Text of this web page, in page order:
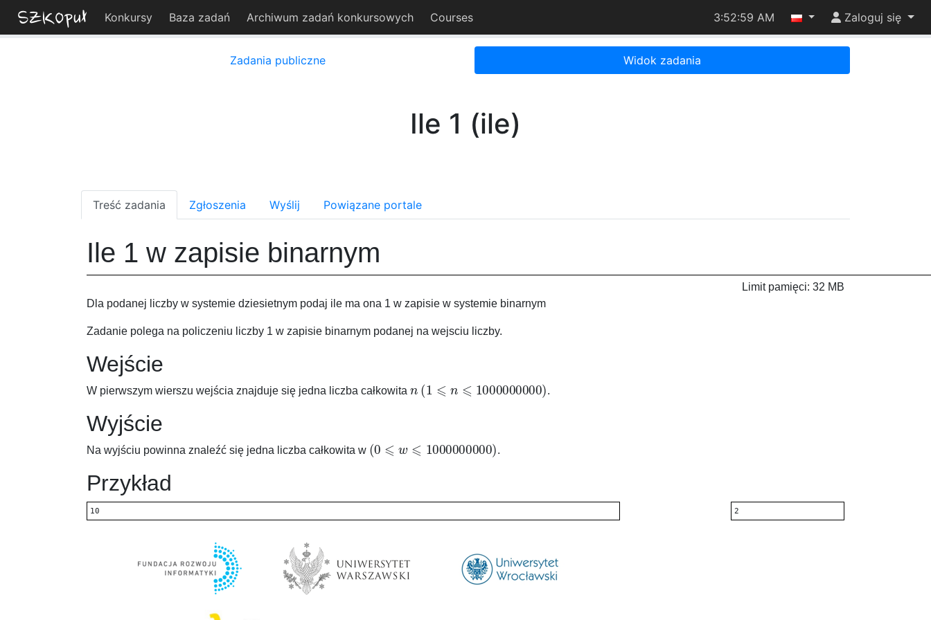
Konkursy Baza zadań Archiwum zadań konkursowych Courses 3:53:00 AM Zaloguj się
Zadania publiczne Widok zadania
Ile 1 (ile)
Treść zadania Zgłoszenia Wyślij Powiązane portale
Ile 1 w zapisie binarnym
Limit pamięci: 32 MB
Dla podanej liczby w systemie dziesietnym podaj ile ma ona 1 w zapisie w systemie binarnym
Zadanie polega na policzeniu liczby 1 w zapisie binarnym podanej na wejsciu liczby.
Wejście
W pierwszym wierszu wejścia znajduje się jedna liczba całkowita
(1 n 1000000000)
.
Wyjście
Na wyjściu powinna znaleźć się jedna liczba całkowita w
(0 w 1000000000)
.
Przykład